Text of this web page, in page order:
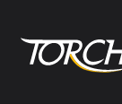
PROMOS &